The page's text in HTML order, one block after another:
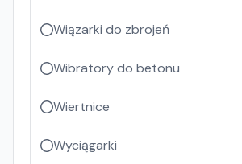
Wiązarki do zbrojeń
Wibratory do betonu
Wiertnice
Wyciągarki